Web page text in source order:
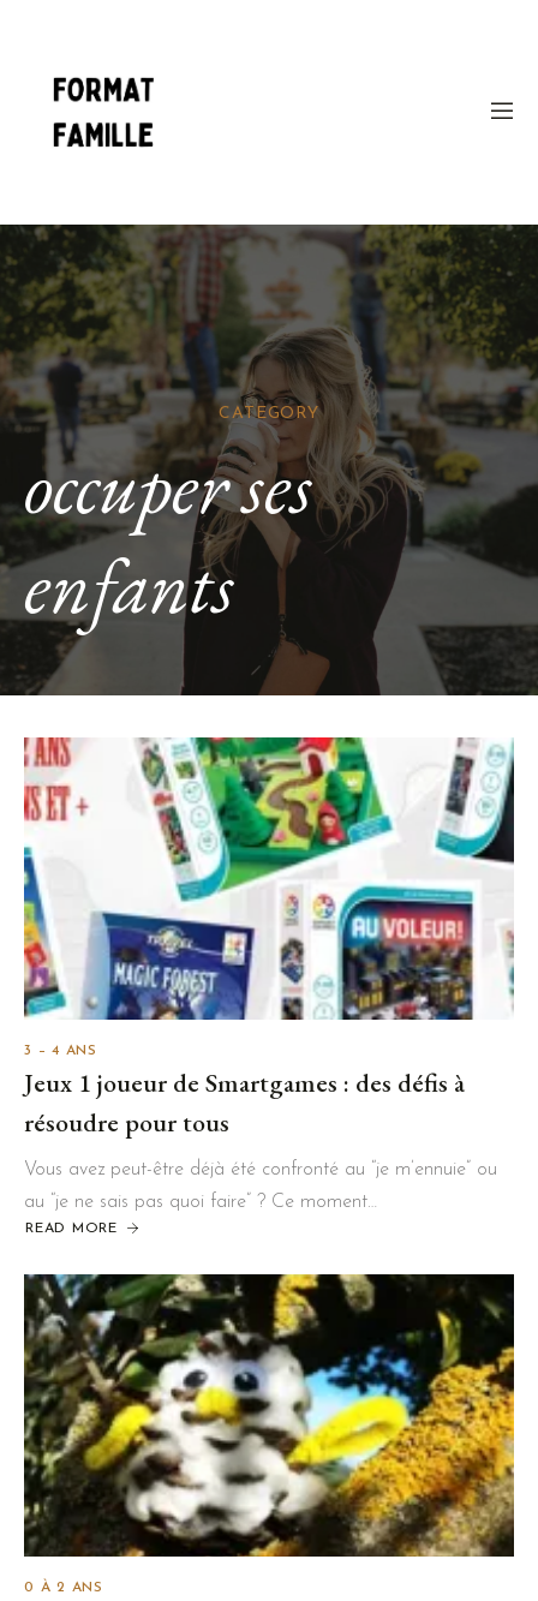
CATEGORY
occuper ses
enfants
3 – 4 ANS
Jeux 1 joueur de Smartgames : des défis à
résoudre pour tous
Vous avez peut-être déjà été confronté au “je m’ennuie” ou
au “je ne sais pas quoi faire” ? Ce moment…
READ MORE
0 À 2 ANS